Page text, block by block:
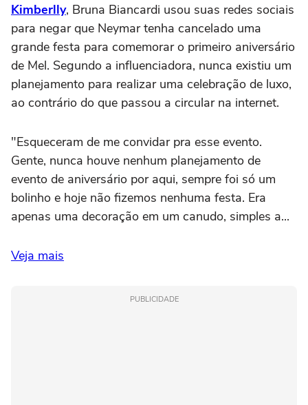
Kimberlly, Bruna Biancardi usou suas redes sociais
para negar que Neymar tenha cancelado uma
grande festa para comemorar o primeiro aniversário
de Mel. Segundo a influenciadora, nunca existiu um
planejamento para realizar uma celebração de luxo,
ao contrário do que passou a circular na internet.
"Esqueceram de me convidar pra esse evento.
Gente, nunca houve nenhum planejamento de
evento de aniversário por aqui, sempre foi só um
bolinho e hoje não fizemos nenhuma festa. Era
apenas uma decoração em um canudo, simples a...
Veja mais
PUBLICIDADE